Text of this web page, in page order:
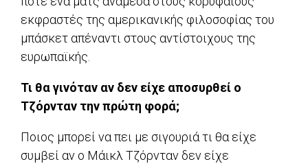
εκφραστές της αμερικανικής φιλοσοφίας του
μπάσκετ απέναντι στους αντίστοιχους της
ευρωπαϊκής.
Τι θα γινόταν αν δεν είχε αποσυρθεί ο
Τζόρνταν την πρώτη φορά;
Ποιος μπορεί να πει με σιγουριά τι θα είχε
συμβεί αν ο Μάικλ Τζόρνταν δεν είχε